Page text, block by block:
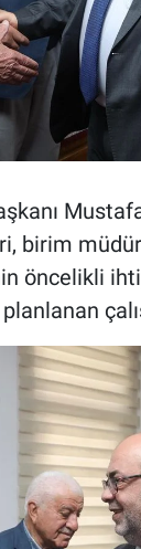
birim
öncelikli
planlanan